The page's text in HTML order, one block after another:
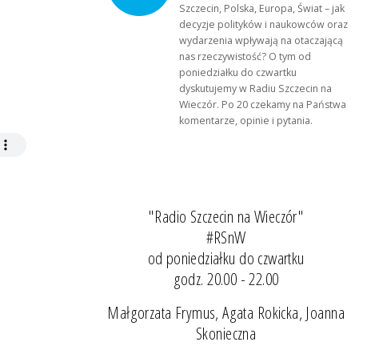
Szczecin, Polska, Europa, Świat – jak
decyzje polityków i naukowców oraz
wydarzenia wpływają na otaczającą
nas rzeczywistość? O tym od
poniedziałku do czwartku
dyskutujemy w Radiu Szczecin na
Wieczór. Po 20 czekamy na Państwa
komentarze, opinie i pytania.
"Radio Szczecin na Wieczór"
#RSnW
od poniedziałku do czwartku
godz. 20.00 - 22.00
Małgorzata Frymus, Agata Rokicka, Joanna
Skonieczna